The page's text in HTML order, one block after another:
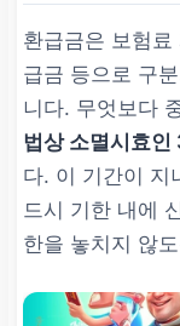
환급금은 보험
급금 등으로 구
니다. 무엇보다
법상 소멸시효인
다. 이 기간이 지
드시 기한 내에
한을 놓치지 않